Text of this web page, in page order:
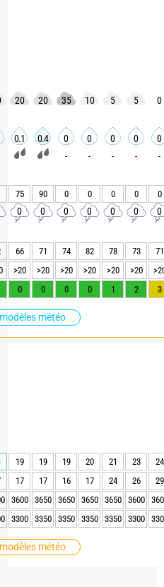
météo
météo
20 20 35 10 5 5 0
0.1 0.4 0 0 0 0 0
- - - - -
75 90 0 0 0 0 0
0 0 0 0 0 0 0
66 71 74 82 78 73
71
>20 >20 >20 >20 >20 >20
0 0 0 0 1 2 3
19 19 19 20 21 23
24
17 17 16 17 24 26
29
3600 3650 3650 3650 3650 3600
3300 3350 3350 3350 3350 3300